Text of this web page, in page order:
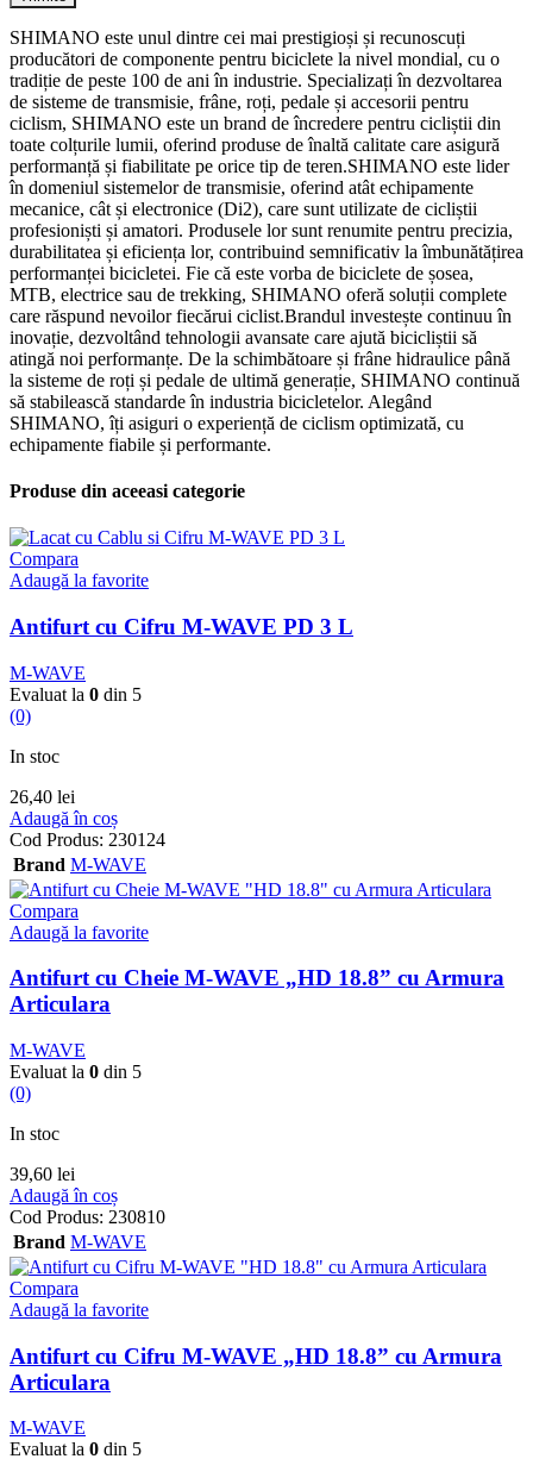
SHIMANO este unul dintre cei mai prestigioși și recunoscuți
producători de componente pentru biciclete la nivel mondial, cu o
tradiție de peste 100 de ani în industrie. Specializați în dezvoltarea
de sisteme de transmisie, frâne, roți, pedale și accesorii pentru
ciclism, SHIMANO este un brand de încredere pentru cicliștii din
toate colțurile lumii, oferind produse de înaltă calitate care asigură
performanță și fiabilitate pe orice tip de teren.SHIMANO este lider
în domeniul sistemelor de transmisie, oferind atât echipamente
mecanice, cât și electronice (Di2), care sunt utilizate de cicliștii
profesioniști și amatori. Produsele lor sunt renumite pentru precizia,
durabilitatea și eficiența lor, contribuind semnificativ la îmbunătățirea
performanței bicicletei. Fie că este vorba de biciclete de șosea,
MTB, electrice sau de trekking, SHIMANO oferă soluții complete
care răspund nevoilor fiecărui ciclist.Brandul investește continuu în
inovație, dezvoltând tehnologii avansate care ajută bicicliștii să
atingă noi performanțe. De la schimbătoare și frâne hidraulice până
la sisteme de roți și pedale de ultimă generație, SHIMANO continuă
să stabilească standarde în industria bicicletelor. Alegând
SHIMANO, îți asiguri o experiență de ciclism optimizată, cu
echipamente fiabile și performante.
Produse din aceeasi categorie
Compara
Adaugă la favorite
Antifurt cu Cifru M-WAVE PD 3 L
M-WAVE
Evaluat la 0 din 5
(0)
In stoc
26,40 lei
Adaugă în coș
Cod Produs: 230124
Brand M-WAVE
Compara
Adaugă la favorite
Antifurt cu Cheie M-WAVE „HD 18.8” cu Armura
Articulara
M-WAVE
Evaluat la 0 din 5
(0)
In stoc
39,60 lei
Adaugă în coș
Cod Produs: 230810
Brand M-WAVE
Compara
Adaugă la favorite
Antifurt cu Cifru M-WAVE „HD 18.8” cu Armura
Articulara
M-WAVE
Evaluat la 0 din 5